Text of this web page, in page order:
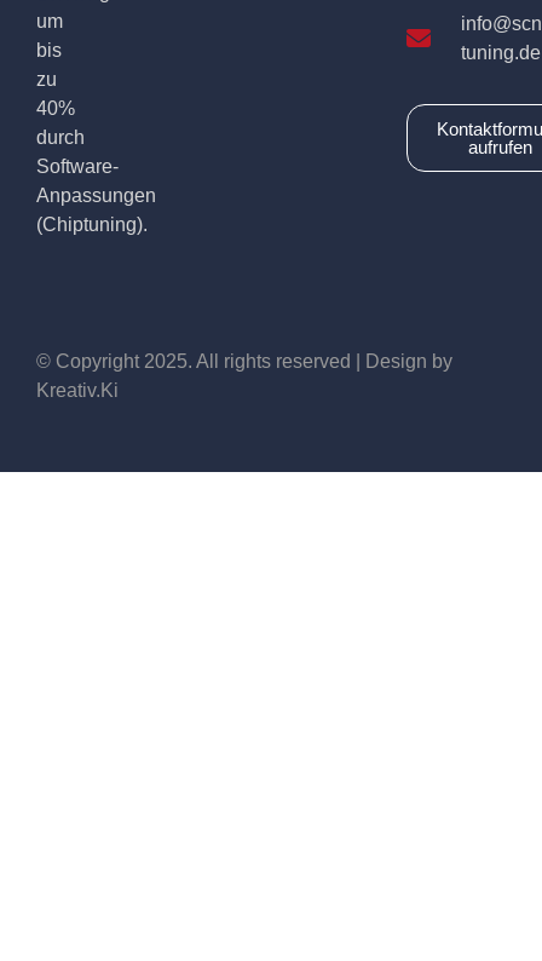
um
bis
zu
40%
durch
Software-
Anpassungen
(Chiptuning).
tuning.de
aufrufen
© Copyright 2025. All rights reserved | Design by
Kreativ.Ki